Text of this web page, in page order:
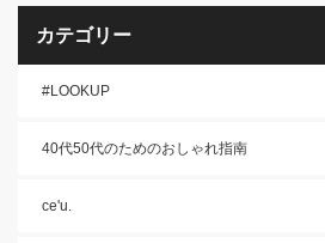
カテゴリー
#LOOKUP
40代50代のためのおしゃれ指南
ce'u.